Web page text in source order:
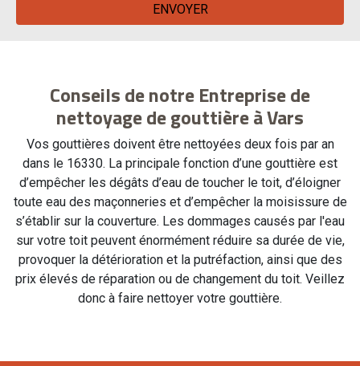
Conseils de notre Entreprise de
nettoyage de gouttière à Vars
Vos gouttières doivent être nettoyées deux fois par an
dans le 16330. La principale fonction d’une gouttière est
d’empêcher les dégâts d’eau de toucher le toit, d’éloigner
toute eau des maçonneries et d’empêcher la moisissure de
s’établir sur la couverture. Les dommages causés par l'eau
sur votre toit peuvent énormément réduire sa durée de vie,
provoquer la détérioration et la putréfaction, ainsi que des
prix élevés de réparation ou de changement du toit. Veillez
donc à faire nettoyer votre gouttière.